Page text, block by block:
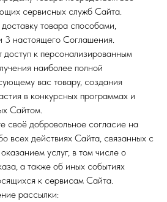
сервисных служб Сайта.
товара способами,
3 настоящего Соглашения.
доступ к персонализированным
наиболее полной
вас товару, создания
в конкурсных программах и
Сайтом.
своё добровольное согласие на
всех действиях Сайта, связанных с
услуг, в том числе о
а также об иных событиях
к сервисам Сайта.
рассылки: